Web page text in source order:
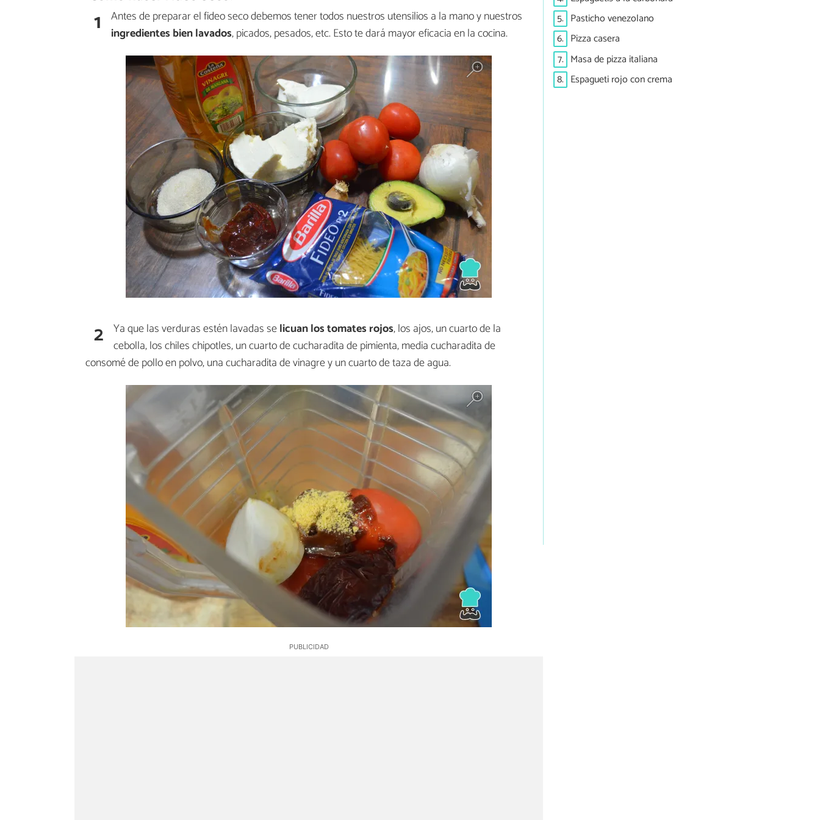
1 Antes de preparar el fideo seco debemos tener todos nuestros utensilios a la mano y nuestros
ingredientes bien lavados, picados, pesados, etc. Esto te dará mayor eficacia en la cocina.
2 Ya que las verduras estén lavadas selicuan los tomates rojos, los ajos, un cuarto de la
cebolla, los chiles chipotles, un cuarto de cucharadita de pimienta, media cucharadita de
consomé de pollo en polvo, una cucharadita de vinagre y un cuarto de taza de agua.
5. Pasticho venezolano
6. Pizza casera
7. Masa de pizza italiana
8. Espagueti rojo con crema